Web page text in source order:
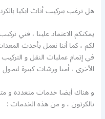
هل ترغب بتركيب أثاث ايكيا
يمكنكم الاعتماد علينا ، فني
لكم ، كما أننا نعمل بأحدث
في إتمام عمليات النقل و
الأخرى ، أمنا ورشات كبيرة
و هناك أيضا خدمات متعددة و
بالكرتون ، و من هذه الخدمات :